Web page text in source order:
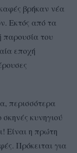
βρήκαν νέα
Εκτός από τα
παρουσία του
εποχή
περισσότερα
κυνηγιού
Είναι η πρώτη
Πρόκειται για